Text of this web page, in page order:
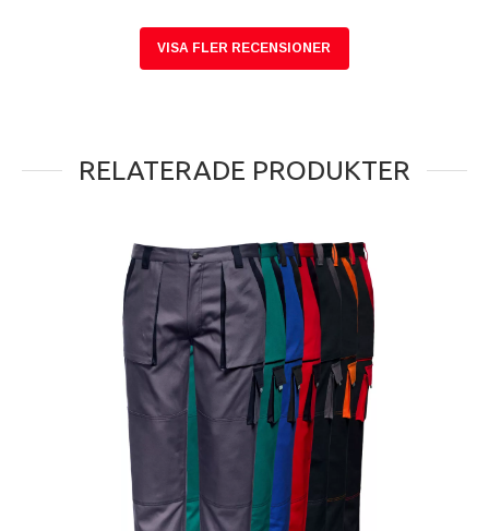
VISA FLER RECENSIONER
RELATERADE PRODUKTER